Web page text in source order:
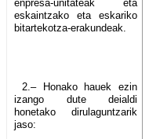
enpresa-unitateak eta
eskaintzako eta eskariko
bitartekotza-erakundeak.
2.– Honako hauek ezin
izango dute deialdi
honetako dirulaguntzarik
jaso: